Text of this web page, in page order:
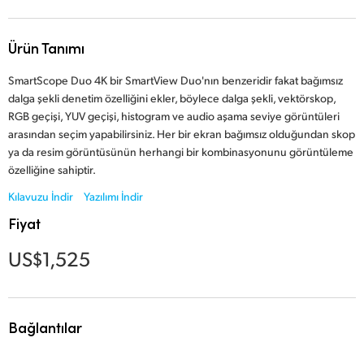
Germany
Hong Kong SAR, China
India
Korea
Malaysia
Ürün Tanımı
SmartScope Duo 4K bir SmartView Duo'nın benzeridir fakat bağımsız
dalga şekli denetim özelliğini ekler, böylece dalga şekli, vektörskop,
RGB geçişi, YUV geçişi, histogram ve audio aşama seviye görüntüleri
arasından seçim yapabilirsiniz. Her bir ekran bağımsız olduğundan skop
ya da resim görüntüsünün herhangi bir kombinasyonunu görüntüleme
özelliğine sahiptir.
Kılavuzu İndir
Yazılımı İndir
Fiyat
US$1,525
Bağlantılar